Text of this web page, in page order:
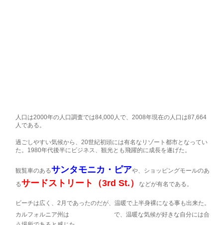
人口は2000年の人口調査では84,000人で、2008年現在の人口は87,664
人である。
過ごしやすい気候から、20世紀初頭には有名なリゾート都市となってい
た。1980年代後半にビジネス、観光とも飛躍的に成長を遂げた。
観覧車のあるサンタモニカ・ピアや、ショッピングモールのあ
るサードストリート（3rd St.） などが有名である。
ビーチは広く、2月であったのだが、温暖で上半身裸になる事も出来た。
カルフォルニア州は
気候が温暖で、温暖な気候が好きな自分には合